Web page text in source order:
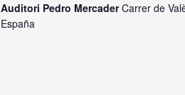
Auditori Pedro MercaderCarrer de
España